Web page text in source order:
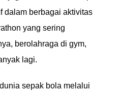
dalam berbagai aktivitas
yang sering
berolahraga di gym,
lagi.
sepak bola melalui